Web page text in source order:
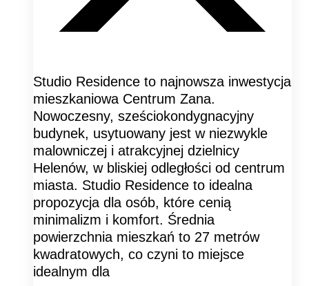
Studio Residence to najnowsza inwestycja
mieszkaniowa Centrum Zana.
Nowoczesny, sześciokondygnacyjny
budynek, usytuowany jest w niezwykle
malowniczej i atrakcyjnej dzielnicy
Helenów, w bliskiej odległości od centrum
miasta. Studio Residence to idealna
propozycja dla osób, które cenią
minimalizm i komfort. Średnia
powierzchnia mieszkań to 27 metrów
kwadratowych, co czyni to miejsce
idealnym dla